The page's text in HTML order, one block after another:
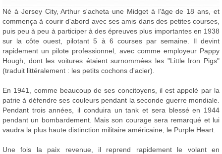
Né à Jersey City, Arthur s'acheta une Midget à l'âge de 18 ans, et
commença à courir d'abord avec ses amis dans des petites courses,
puis peu à peu à participer à des épreuves plus importantes en 1938
sur la côte ouest, pilotant 5 à 6 courses par semaine. Il devint
rapidement un pilote professionnel, avec comme employeur Pappy
Hough, dont les voitures étaient surnommées les "Little Iron Pigs"
(traduit littéralement : les petits cochons d'acier).
En 1941, comme beaucoup de ses concitoyens, il est appelé par la
patrie à défendre ses couleurs pendant la seconde guerre mondiale.
Pendant trois années, il conduira un tank et sera blessé en 1944
pendant un bombardement. Mais son courage sera remarqué et lui
vaudra la plus haute distinction militaire américaine, le Purple Heart.
Une fois la paix revenue, il reprend rapidement le volant en